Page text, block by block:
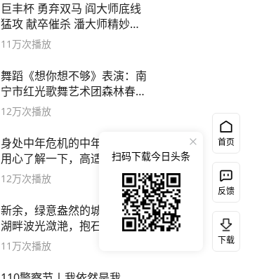
巨丰杯 勇弃双马 阎大师底线
猛攻 献卒催杀 潘大师精妙入
局
11万次播放
舞蹈《想你想不够》表演：南
宁市红光歌舞艺术团森林春红
舞蹈队。
12万次播放
身处中年危机的中年人，都该
用心了解一下，高适的中年逆
袭之路
12万次播放
新余，绿意盎然的城市，仙女
湖畔波光潋滟，抱石公园文化
深邃……
11万次播放
首页
反馈
下载
扫码下载今日头条